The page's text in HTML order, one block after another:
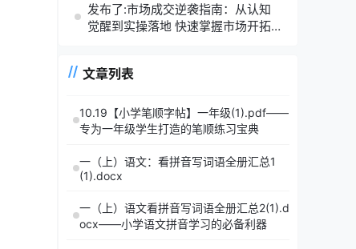
发布了:市场成交逆袭指南：从认知
觉醒到实操落地 快速掌握市场开拓
文章列表
10.19【小学笔顺字帖】一年级(1).pdf——
专为一年级学生打造的笔顺练习宝典
一（上）语文：看拼音写词语全册汇总1
(1).docx
一（上）语文看拼音写词语全册汇总2(1).d
ocx——小学语文拼音学习的必备利器